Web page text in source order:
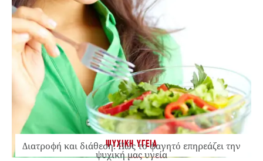
ΨΥΧΙΚΗ ΥΓΕΙΑ
Διατροφή και διάθεση: Πώς το φαγητό επηρεάζει την
ψυχική μας υγεία